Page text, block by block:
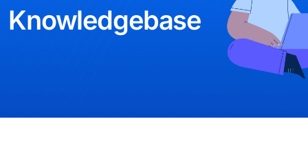
Knowledgebase